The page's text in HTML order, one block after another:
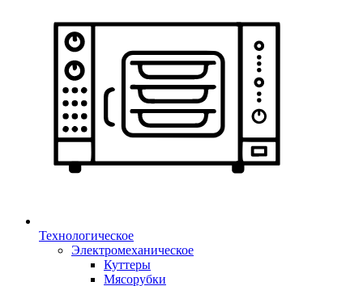
Технологическое
Электромеханическое
Куттеры
Мясорубки